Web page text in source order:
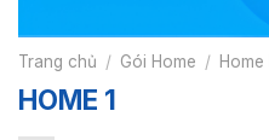
Trang chủ / Gói Home /
HOME 1